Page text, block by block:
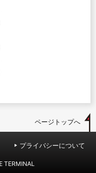
ページトップへ
プライバシーについて
TERMINAL